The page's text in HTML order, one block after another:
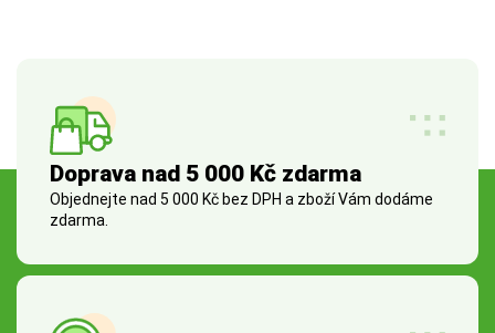
Doprava nad 5 000 Kč zdarma
Objednejte nad 5 000 Kč bez DPH a zboží Vám dodáme
zdarma.